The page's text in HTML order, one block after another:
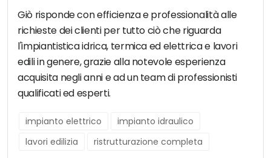
Giò risponde con efficienza e professionalità alle
richieste dei clienti per tutto ciò che riguarda
l'impiantistica idrica, termica ed elettrica e lavori
edili in genere, grazie alla notevole esperienza
acquisita negli anni e ad un team di professionisti
qualificati ed esperti.
impianto elettrico
impianto idraulico
lavori edilizia
ristrutturazione completa